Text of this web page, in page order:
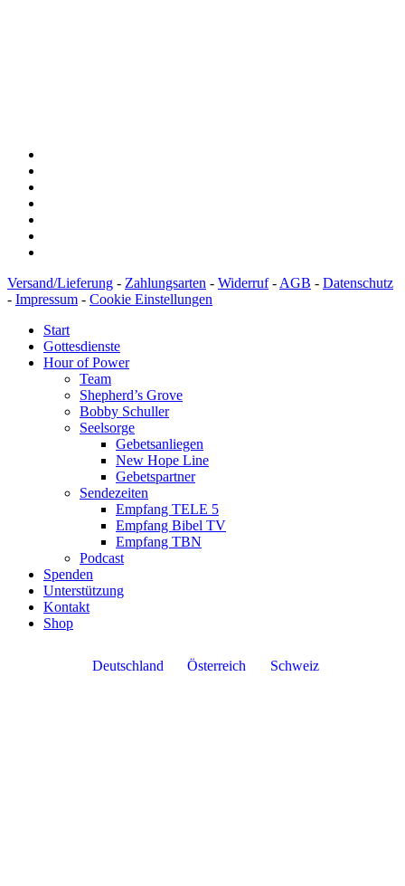
Versand/Lieferung - Zahlungsarten - Widerruf- AGB - Datenschutz
- Impressum - Cookie Einstellungen
Start
Gottesdienste
Hour of Power
Team
Shepherd’s Grove
Bobby Schuller
Seelsorge
Gebetsanliegen
New Hope Line
Gebetspartner
Sendezeiten
Empfang TELE 5
Empfang Bibel TV
Empfang TBN
Podcast
Spenden
Unterstützung
Kontakt
Shop
Deutschland Österreich Schweiz